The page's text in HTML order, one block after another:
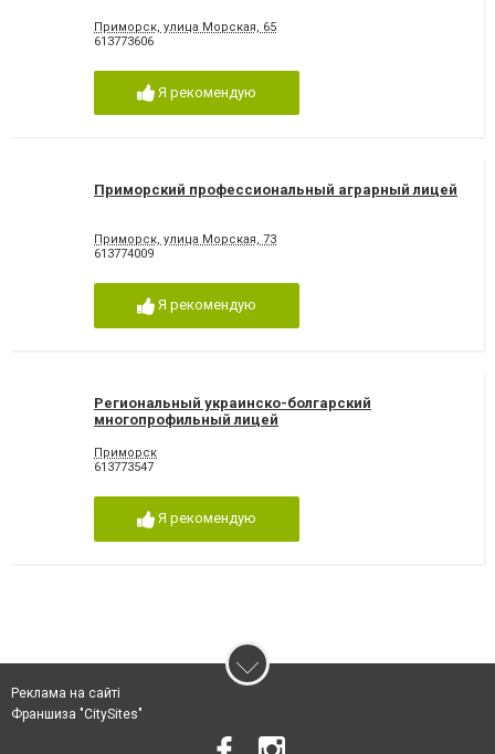
Приморск, улица Морская, 65
613773606
Я рекомендую
Приморский профессиональный аграрный лицей
Приморск, улица Морская, 73
613774009
Я рекомендую
Региональный украинско-болгарский
многопрофильный лицей
Приморск
613773547
Я рекомендую
Реклама на сайті
Франшиза "CitySites"